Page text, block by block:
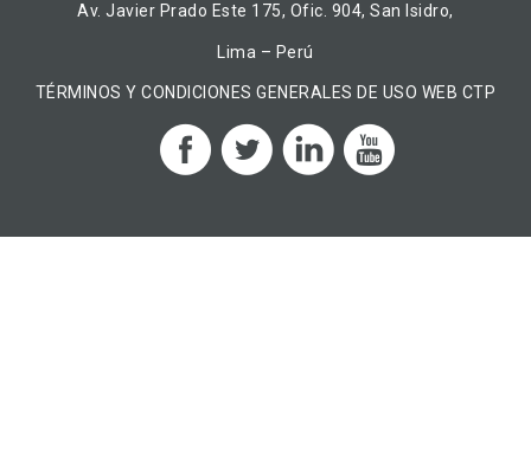
Av. Javier Prado Este 175, Ofic. 904, San Isidro,
Lima – Perú
TÉRMINOS Y CONDICIONES GENERALES DE USO WEB CTP